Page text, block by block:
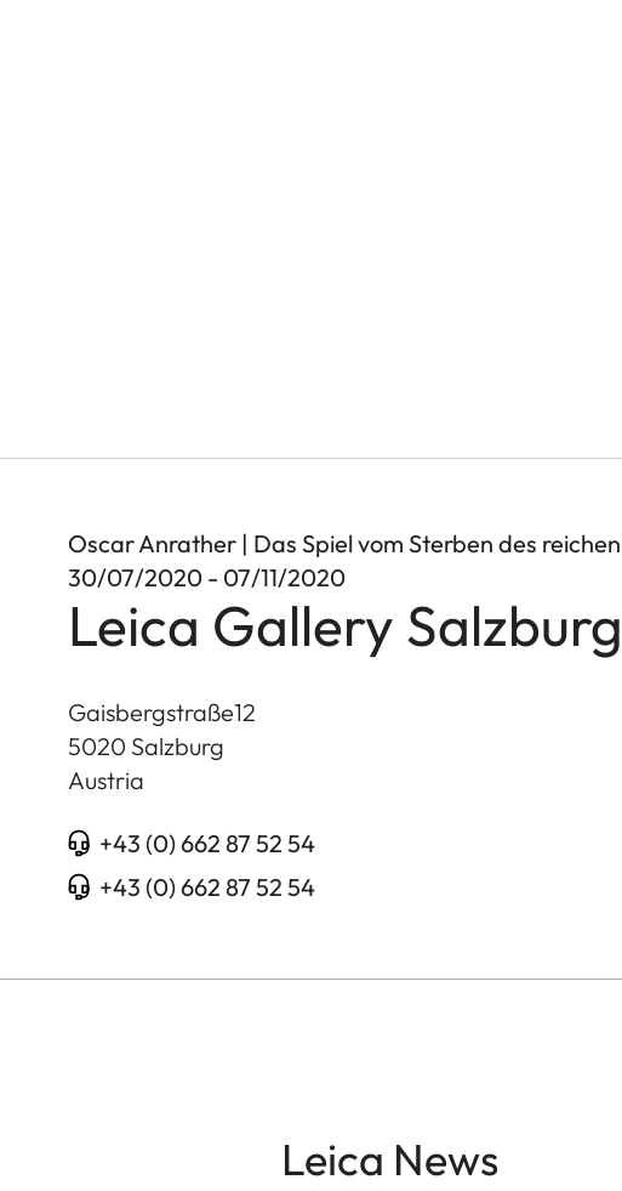
Oscar Anrather | Das Spiel vom Sterben des reichen
30/07/2020 - 07/11/2020
Leica Gallery Salzburg
Gaisbergstraße12
5020 Salzburg
Austria
+43 (0) 662 87 52 54
+43 (0) 662 87 52 54
Leica News